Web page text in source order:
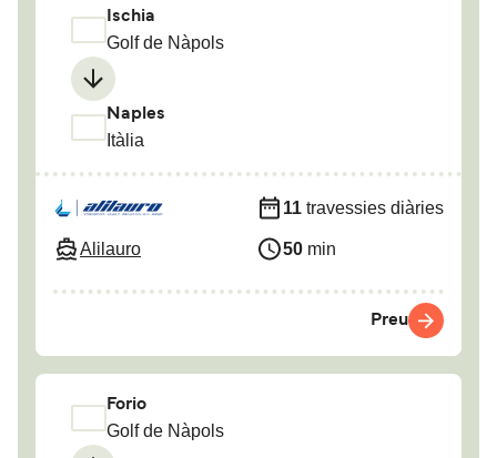
Ischia
Golf de Nàpols
Naples
Itàlia
Alilauro
11 travessies diàries
50 min
Preu
Forio
Golf de Nàpols